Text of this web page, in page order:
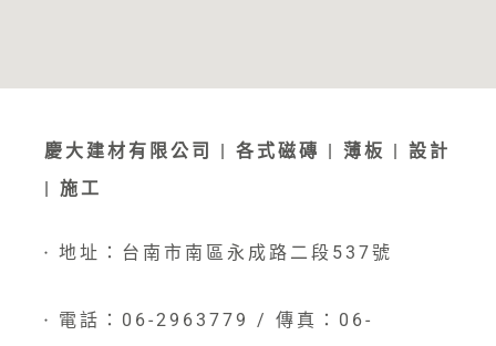
慶大建材有限公司 | 各式磁磚 | 薄板 | 設計
| 施工
● 地址：台南市南區永成路二段537號
●
電話：06-2963779 / 傳真：06-